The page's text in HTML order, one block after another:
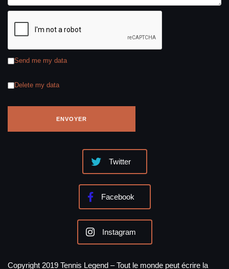
Send me my data
Delete my data
Twitter
Facebook
Instagram
Copyright 2019 Tennis Legend – Tout le monde peut écrire la